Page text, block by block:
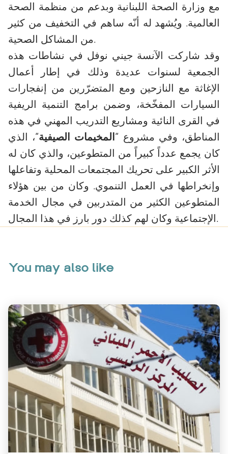
مع وزارة الصحة اللبنانية وبدعم من منظمة الصحة
العالمية. ويُشهد له أنّه ساهم في التخفيف من كثير
من المشاكل الصحية.
وقد شاركت الآنسة جيني نوفل في نشاطات هذه
الجمعية لسنوات عديدة وذلك في إطار أعمال
الإغاثة مع النازحين ومع المتضرّرين من إنفجارات
السيارات المفخّخة، وضمن برامج التنمية الريفية
في القرى النائية ومشاريع التدريب المهني في هذه
المناطق، وفي مشروع “ المخيمات الصيفية“، الذي
كان يجمع عدداً كبيراً من المتطوعين، والذي كان له
الأثر الكبير على تحريك المجتمعات المحلية وتفاعلها
وإنخراطها في العمل التنموي. وكان من بين هؤلاء
المتطوعين الكثير من المتدربين في مجال الخدمة
الإجتماعية وكان لهم كذلك دور بارز في هذا المجال.
You may also like